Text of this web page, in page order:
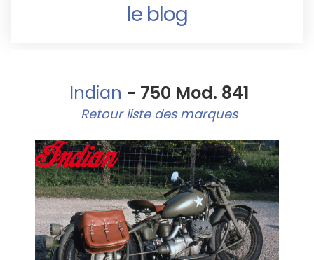
le blog
Indian - 750 Mod. 841
Retour liste des marques